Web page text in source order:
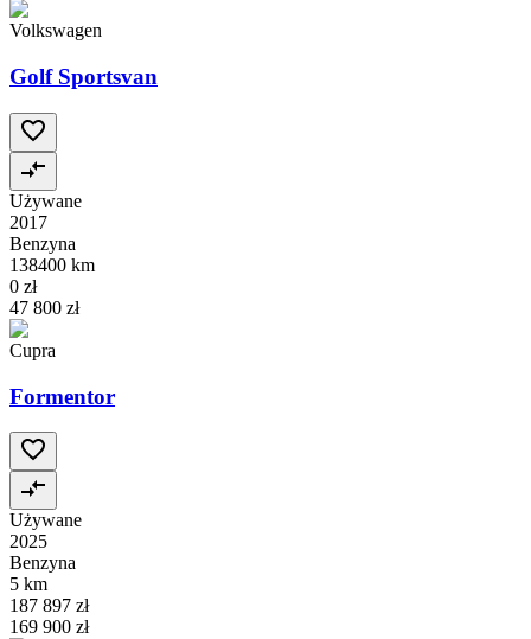
Volkswagen
Golf Sportsvan
Używane
2017
Benzyna
138400 km
0 zł
47 800 zł
Cupra
Formentor
Używane
2025
Benzyna
5 km
187 897 zł
169 900 zł